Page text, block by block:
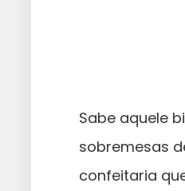
Sabe aquele
sobremesas
confeitaria